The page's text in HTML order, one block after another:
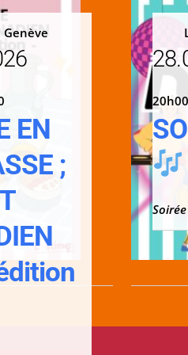
Genève
EN
;
Soirée